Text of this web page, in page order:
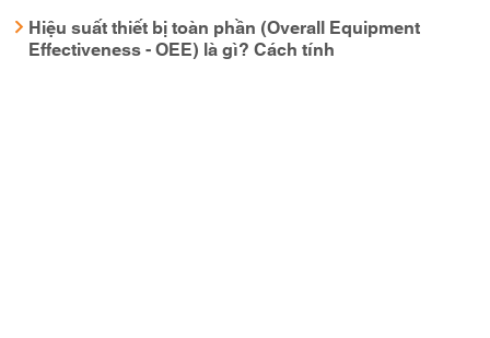
Hiệu suất thiết bị toàn phần (Overall Equipment
Effectiveness - OEE) là gì? Cách tính